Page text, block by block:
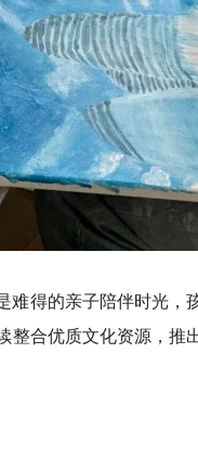
难得的亲子陪伴时光
整合优质文化资源，